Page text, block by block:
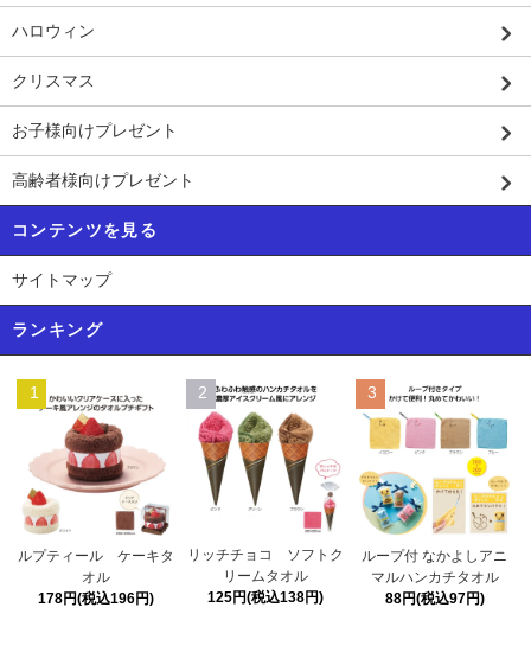
ハロウィン
クリスマス
お子様向けプレゼント
高齢者様向けプレゼント
コンテンツを見る
サイトマップ
ランキング
1
ルプティール ケーキタ
オル
178円(税込196円)
2
リッチチョコ ソフトク
リームタオル
125円(税込138円)
3
ループ付 なかよしアニ
マルハンカチタオル
88円(税込97円)